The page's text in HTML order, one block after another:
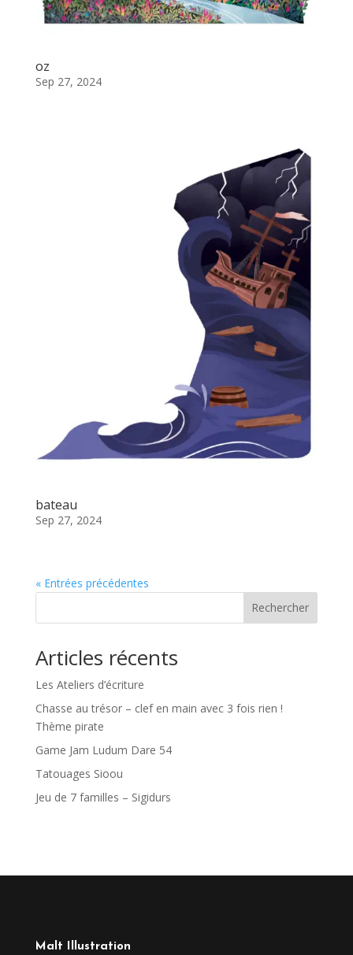
oz
Sep 27, 2024
bateau
Sep 27, 2024
« Entrées précédentes
Rechercher
Articles récents
Les Ateliers d’écriture
Chasse au trésor – clef en main avec 3 fois rien !
Thème pirate
Game Jam Ludum Dare 54
Tatouages Sioou
Jeu de 7 familles – Sigidurs
Malt Illustration